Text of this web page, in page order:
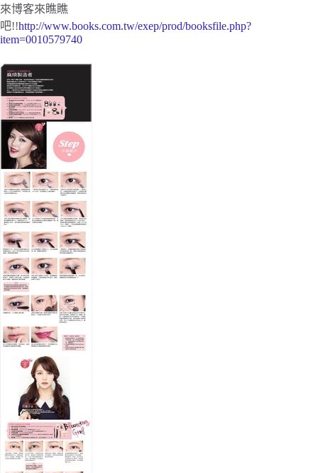
來博客來瞧瞧
吧!!http://www.books.com.tw/exep/prod/booksfile.php?
item=0010579740